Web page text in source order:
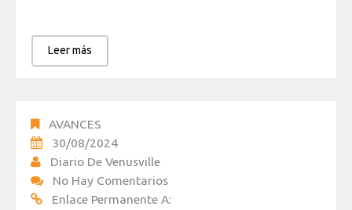
Leer más
AVANCES
30/08/2024
Diario De Venusville
No Hay Comentarios
Enlace Permanente A: